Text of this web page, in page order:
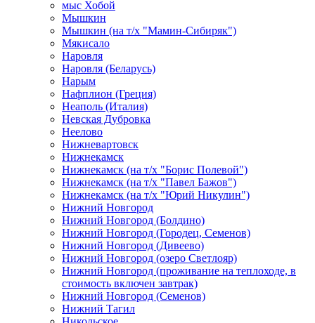
мыс Хобой
Мышкин
Мышкин (на т/х "Мамин-Сибиряк")
Мякисало
Наровля
Наровля (Беларусь)
Нарым
Нафплион (Греция)
Неаполь (Италия)
Невская Дубровка
Неелово
Нижневартовск
Нижнекамск
Нижнекамск (на т/х "Борис Полевой")
Нижнекамск (на т/х "Павел Бажов")
Нижнекамск (на т/х "Юрий Никулин")
Нижний Новгород
Нижний Новгород (Болдино)
Нижний Новгород (Городец, Семенов)
Нижний Новгород (Дивеево)
Нижний Новгород (озеро Светлояр)
Нижний Новгород (проживание на теплоходе, в
стоимость включен завтрак)
Нижний Новгород (Семенов)
Нижний Тагил